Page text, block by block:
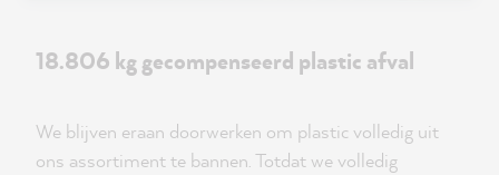
18.806 kg gecompenseerd plastic afval
We blijven eraan doorwerken om plastic volledig uit
ons assortiment te bannen. Totdat we volledig